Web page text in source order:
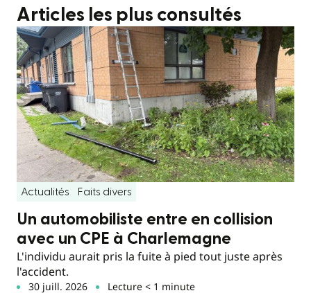
Articles les plus consultés
Actualités Faits divers
Un automobiliste entre en collision
avec un CPE à Charlemagne
L'individu aurait pris la fuite à pied tout juste après
l'accident.
30 juill. 2026 Lecture < 1 minute